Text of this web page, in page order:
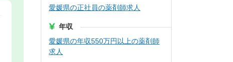
愛媛県の正社員の薬剤師求人
年収
愛媛県の年収550万円以上の薬剤師
求人